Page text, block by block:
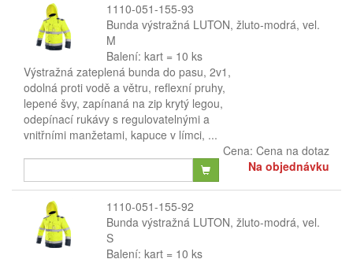
1110-051-155-93
Bunda výstražná LUTON, žluto-modrá, vel.
M
Balení: kart = 10 ks
Výstražná zateplená bunda do pasu, 2v1,
odolná proti vodě a větru, reflexní pruhy,
lepené švy, zapínaná na zip krytý legou,
odepínací rukávy s regulovatelnými a
vnitřními manžetami, kapuce v límci, ...
Cena: Cena na dotaz
Na objednávku
1110-051-155-92
Bunda výstražná LUTON, žluto-modrá, vel.
S
Balení: kart = 10 ks